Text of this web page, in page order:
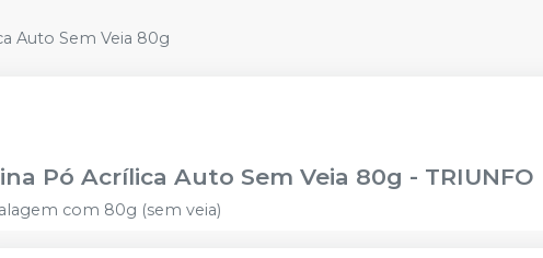
Auto Sem Veia 80g
Pó Acrílica Auto Sem Veia 80g - TRIUNFO
com 80g (sem veia)